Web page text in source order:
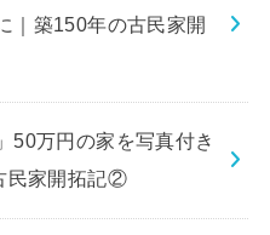
｜築150年の古民家開
50万円の家を写真付き
民家開拓記②